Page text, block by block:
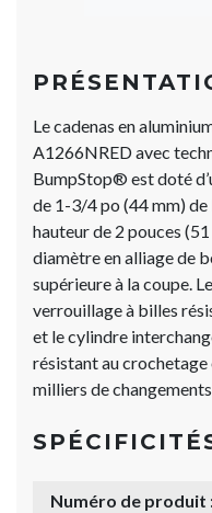
Le cadenas en
A1266NRED avec
BumpStop® est doté
de 1-3/4 po (44 mm) de
hauteur de 2 pouces
diamètre en alliage de
supérieure à la coupe.
verrouillage à billes
et le cylindre
résistant au
milliers de
Numéro de produit